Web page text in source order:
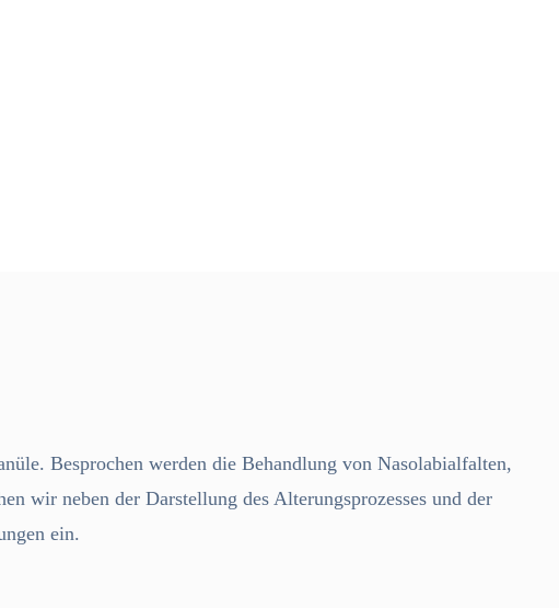
Besprochen werden die Behandlung von Nasolabialfalten,
wir neben der Darstellung des Alterungsprozesses und der
ein.